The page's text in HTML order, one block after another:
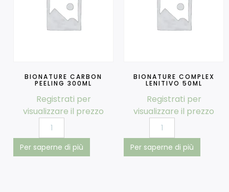
BIONATURE CARBON
PEELING 300ML
Registrati per
visualizzare il prezzo
Per saperne di più
BIONATURE COMPLEX
LENITIVO 50ML
Registrati per
visualizzare il prezzo
Per saperne di più